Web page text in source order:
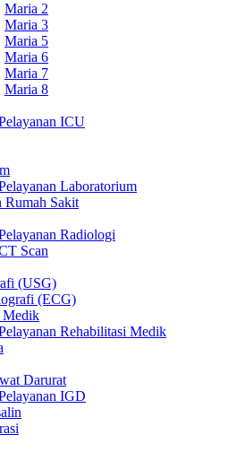
Maria 2
Maria 3
Maria 5
Maria 6
Maria 7
Maria 8
ICU
Laboratorium
Rumah Sakit
Radiologi
Scan
(USG)
(ECG)
Medik
Rehabilitasi Medik
Darurat
IGD